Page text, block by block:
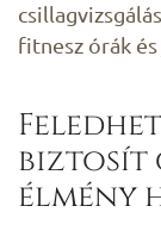
fitnesz órák
biztosít
élmény